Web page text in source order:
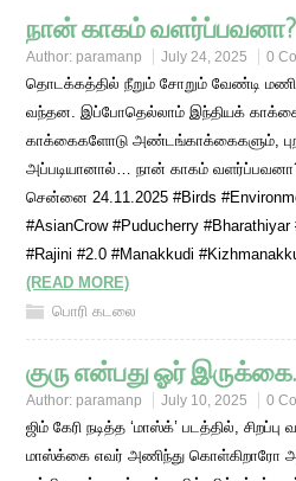
நான் காகம் வளர்ப்பவனா?
Author: paramanp July 24, 2025 0
தொடக்கத்தில் நீறும் சோறும் வேண்டி
வந்தன. இப்போதெல்லாம் இந்தியக்
காக்கைகளோடு அண்டங்காக்கைகளும்,
அப்படியானால்… நான் காகம்
சென்னை 24.11.2025 #Birds
#AsianCrow #Puducherry
#Rajini #2.0 #Manakkudi
(READ MORE)
பொரி கடலை
குரு என்பது ஓர்
Author: paramanp July 10, 2025 0
ஜிம் கேரி நடித்த ‘மாஸ்க்’ படத்தில்,
மாஸ்க்கை எவர் அணிந்து கொள்கிறாரோ